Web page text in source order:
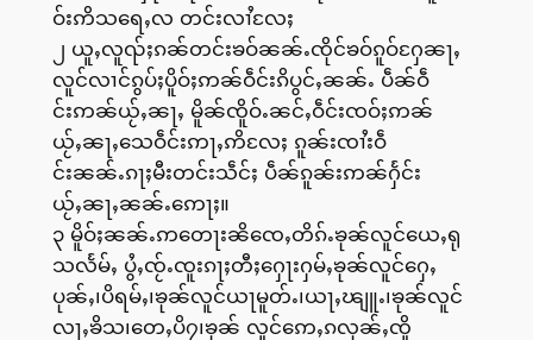
ဝ်းဢိသရေႇလ တင်းလၢႆလႄႈ
၂ ယူႇလူၺ်ႈၵၼ်တင်းၶဝ်ၼၼ်ႉၸိုင်ၶဝ်ၵူဝ်ႁႄၼႃႇ
လူင်လၢင်ၵွပ်ႈပိူဝ်ႈဢၼ်ဝဵင်းၵိပွင်ႇၼၼ်ႉ ပဵၼ်ဝဵ
င်းဢၼ်ယႂ်ႇၼႃႇ မိူၼ်ၸိူဝ်ႉၼင်ႇဝဵင်းၸဝ်ႈဢၼ်
ယႂ်ႇၼႃႇသေဝဵင်းဢႃႇဢိလႄႈ ၵူၼ်းၸၢႆးဝဵ
င်းၼၼ်ႉၵႃႈမီးတင်းသဵင်ႈ ပဵၼ်ၵူၼ်းဢၼ်ႁႅင်း
ယႂ်ႇၼႃႇၼၼ်ႉဢေႃႈ။
၃ မိူဝ်ႈၼၼ်ႉဢတေႃးၼိၸေႇတိၵ်ႉၶုၼ်လူင်ယေႇရု
သလႅမ်ႇ ပွႆႇၸႂ်ႉၸူးၵႃႈတီႈႁေႃးႁမ်ႇၶုၼ်လူင်ႁေႇ
ပုၼ်ႇ၊ပိရမ်ႇ၊ၶုၼ်လူင်ယႃမူတ်ႉ၊ယႃႇၽျူႉ၊ၶုၼ်လူင်
လႃႇၶိသ၊တေႇပိ၇၊ၶုၼ် လူင်ဢေႇၵလုၼ်ႇၸိူ